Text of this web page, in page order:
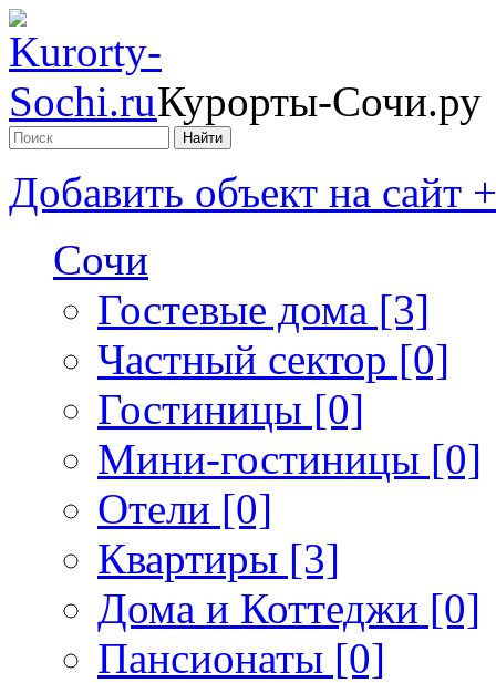
Курорты-Сочи.ру
Добавить объект на сайт +
Сочи
Гостевые дома [3]
Частный сектор [0]
Гостиницы [0]
Мини-гостиницы [0]
Отели [0]
Квартиры [3]
Дома и Коттеджи [0]
Пансионаты [0]